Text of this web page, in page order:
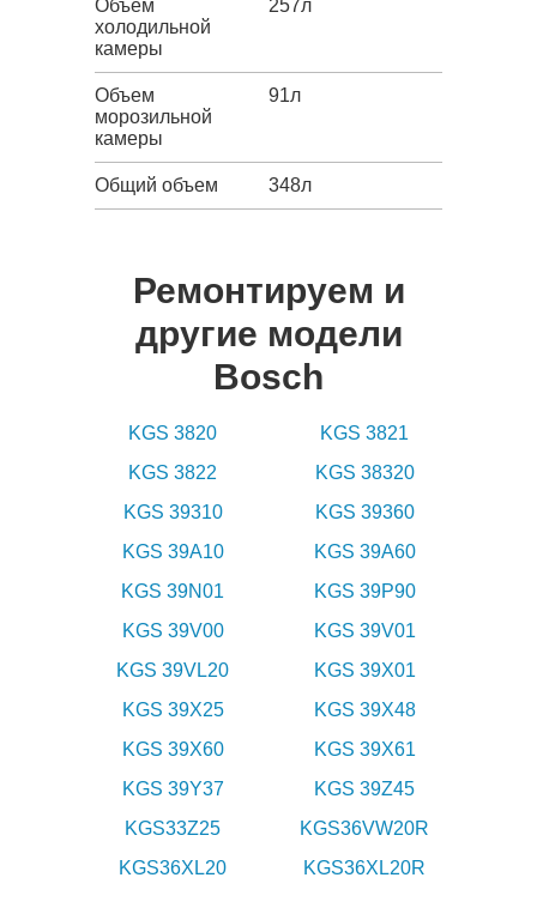
Объем
холодильной
камеры
257л
Объем
морозильной
камеры
91л
Общий объем 348л
Ремонтируем и
другие модели
Bosch
KGS 3820
KGS 3821
KGS 3822
KGS 38320
KGS 39310
KGS 39360
KGS 39A10
KGS 39A60
KGS 39N01
KGS 39P90
KGS 39V00
KGS 39V01
KGS 39VL20
KGS 39X01
KGS 39X25
KGS 39X48
KGS 39X60
KGS 39X61
KGS 39Y37
KGS 39Z45
KGS33Z25
KGS36VW20R
KGS36XL20
KGS36XL20R